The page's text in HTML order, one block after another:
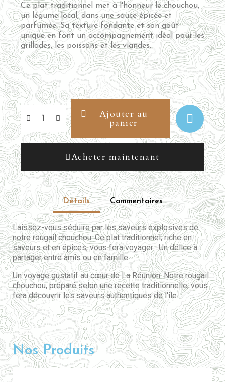
Ce plat traditionnel met à l'honneur le chouchou,
un légume local, dans une sauce épicée et
parfumée. Sa texture fondante et son goût
unique en font un accompagnement idéal pour les
grillades, les poissons et les viandes.
Ajouter au
panier
Acheter maintenant
Détails Commentaires
Laissez-vous séduire par les saveurs explosives de
notre rougail chouchou. Ce plat traditionnel, riche en
saveurs et en épices, vous fera voyager . Un délice à
partager entre amis ou en famille.
Un voyage gustatif au cœur de La Réunion. Notre rougail
chouchou, préparé selon une recette traditionnelle, vous
fera découvrir les saveurs authentiques de l'île.
Nos Produits